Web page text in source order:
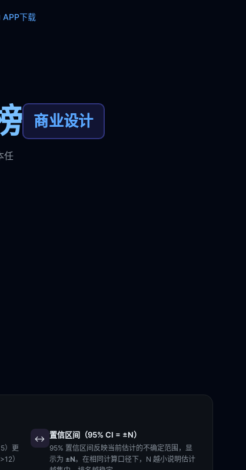
APP下载
商业设计
任
）更
>12）
↔️ 置信区间（95% CI = ±N）
95% 置信区间反映当前估计的不确定范围，显
示为 ±N。在相同计算口径下，N 越小说明估计